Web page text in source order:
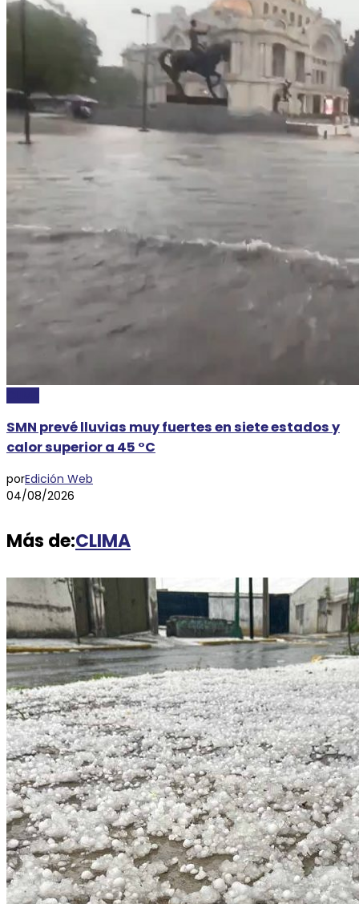
SMN prevé lluvias muy fuertes en siete estados y
calor superior a 45 °C
porEdición Web
04/08/2026
Más de:CLIMA